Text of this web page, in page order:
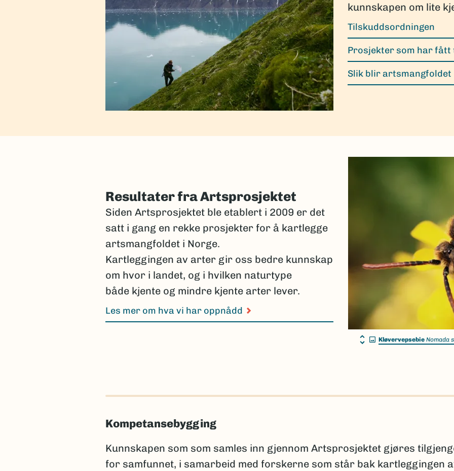
kunnskapen om lite
Tilskuddsordningen
Prosjekter som har fått
Slik blir
Kløvervepsebie Nomada
Resultater fra Artsprosjektet
Siden Artsprosjektet ble etablert i 2009 er det
satt i gang en rekke prosjekter for å kartlegge
artsmangfoldet i Norge.
Kartleggingen av arter gir oss bedre kunnskap
om hvor i landet, og i hvilken naturtype
både kjente og mindre kjente arter lever.
Les mer om hva vi har oppnådd
Kompetansebygging
Kunnskapen som som samles inn gjennom Artsprosjektet gjøres
for samfunnet, i samarbeid med forskerne som står bak kartleggingen